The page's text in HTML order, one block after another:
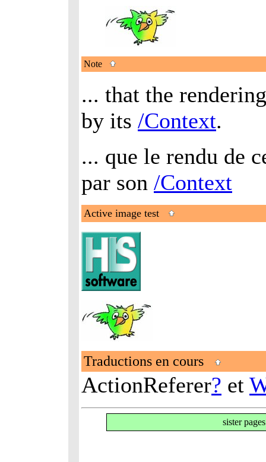
Note
... that the
by its /Context.
... que le rendu de
par son /Context
Active image test
Traductions en cours
ActionReferer? et
sister